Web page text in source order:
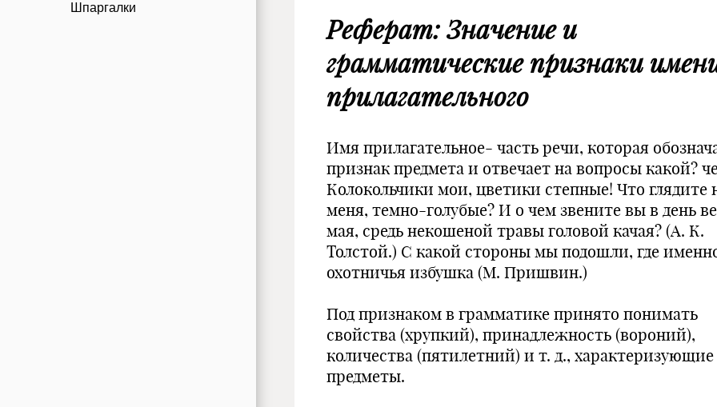
Шпаргалки
Реферат: Значение и
грамматические признаки
прилагательного
Имя прилагательное- часть речи, которая
признак предмета и отвечает на вопросы какой?
Колокольчики мои, цветики степные! Что глядите
меня, темно-голубые? И о чем звените вы в день
мая, средь некошеной травы головой качая? (А. К.
Толстой.) С какой стороны мы подошли, где
охотничья избушка (М. Пришвин.)
Под признаком в грамматике принято понимать
свойства (хрупкий), принадлежность (вороний),
количества (пятилетний) и т. д., характеризующие
предметы.